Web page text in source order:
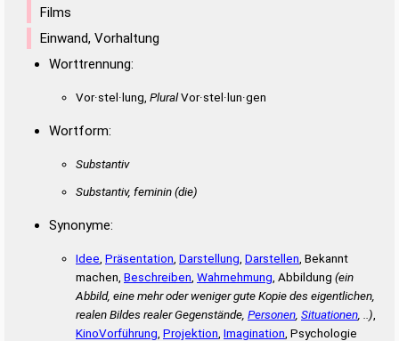
Films
Einwand, Vorhaltung
Worttrennung:
Vor·stel·lung, PluralVor·stel·lun·gen
Wortform:
Substantiv
Substantiv, feminin(die)
Synonyme:
Idee Präsentation Darstellung Darstellen , Bekannt
machen, Beschreiben Wahrnehmung , Abbildung (ein
Abbild, eine mehr oder weniger gute Kopie des eigentlichen,
realen Bildes realer Gegenstände, Personen Situationen , ..)
KinoVorführung Projektion Imagination , Psychologie